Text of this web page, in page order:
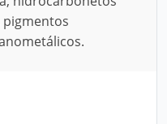
pigmentos